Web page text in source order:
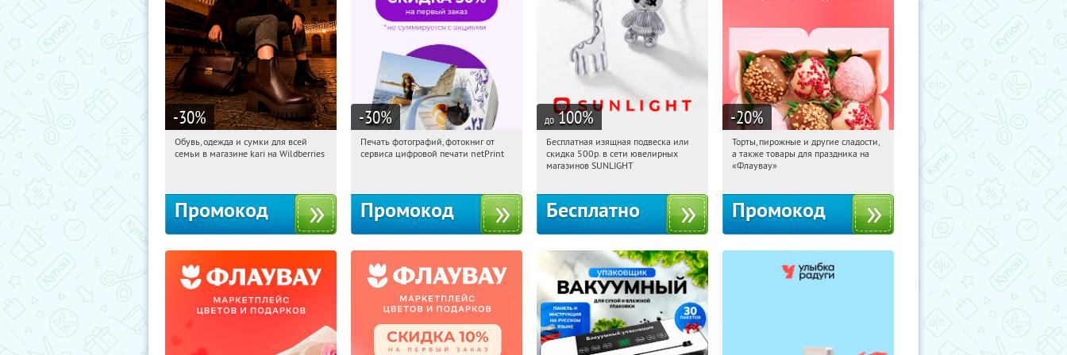
-30%
22:56:56 Получили:
Обувь, одежда и сумки для всей
семьи в магазине kari на Wildberries
Промокод
-30%
22:56:56 Получили:
Печать фотографий, фотокниг от
сервиса цифровой печати netPrint
Промокод
до 100%
22:56:56 Получили:
Россия
Бесплатная изящная подвеска или
скидка 500р. в сети ювелирных
магазинов SUNLIGHT
Бесплатно
-20%
22:56:56 Получили:
Россия
Торты, пирожные и другие сладости,
а также товары для праздника на
«Флаувау»
Промокод